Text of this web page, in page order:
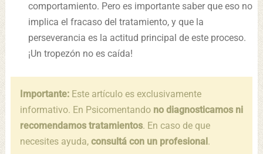
comportamiento. Pero es importante saber que eso no
implica el fracaso del tratamiento, y que la
perseverancia es la actitud principal de este proceso.
¡Un tropezón no es caída!
Importante:Este artículo es exclusivamente
informativo. En Psicomentando no diagnosticamos ni
recomendamos tratamientos. En caso de que
necesites ayuda, consultá con un profesional.